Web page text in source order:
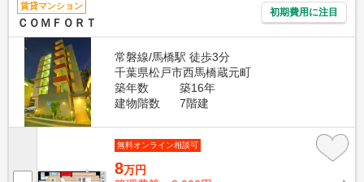
賃貸マンション
ＣＯＭＦＯＲＴ
初期費用に注目
常磐線/馬橋駅 徒歩3分
千葉県松戸市西馬橋蔵元町
築年数
築16年
建物階数
7階建
無料オンライン相談可
8万円